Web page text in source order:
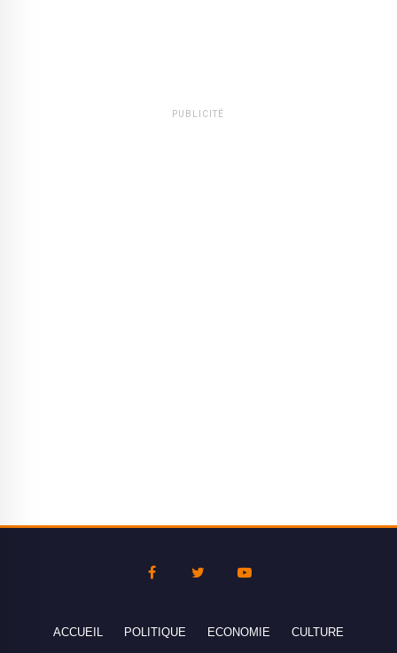
PUBLICITÉ
ACCUEIL POLITIQUE ECONOMIE CULTURE